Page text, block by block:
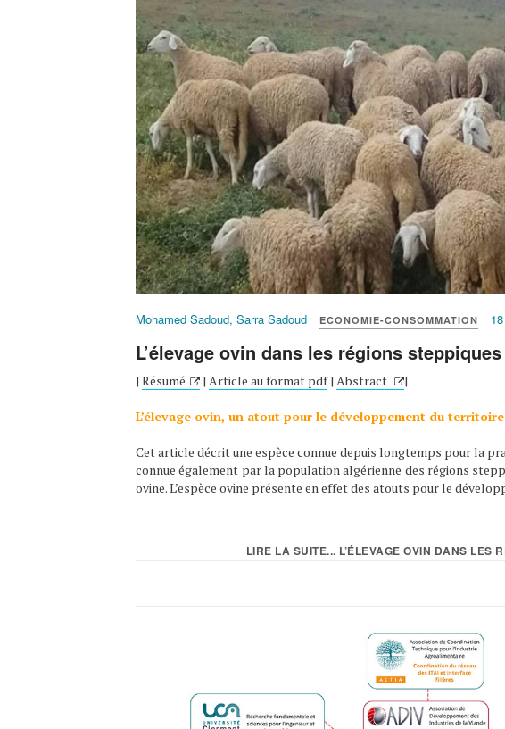
Mohamed Sadoud, Sarra Sadoud ECONOMIE-CONSOMMATION
L’élevage ovin dans les régions
| Résumé | Article au format pdf| Abstract |
L’élevage ovin, un atout pour le développement du
Cet article décrit une espèce connue depuis longtemps pour la
connue également par la population algérienne des régions
ovine. L’espèce ovine présente en effet des atouts pour le
LIRE LA SUITE... L’ÉLEVAGE OVIN DANS LES